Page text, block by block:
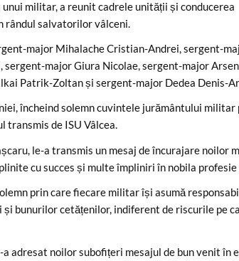
militar, a reunit cadrele unității și conducerea
rândul salvatorilor vâlceni.
major Mihalache Cristian-Andrei, sergent-
major Giura Nicolae, sergent-major
Patrik-Zoltan și sergent-major Dedea Denis-
încheind solemn cuvintele jurământului militar
transmis de ISU Vâlcea.
le-a transmis un mesaj de încurajare noilor
cu succes și multe împliniri în nobila profesie
prin care fiecare militar își asumă
bunurilor cetățenilor, indiferent de riscurile pe
adresat noilor subofițeri mesajul de bun venit în